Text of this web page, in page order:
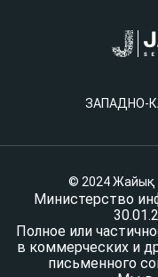
ЗАПАДНО-
© 2024 Жайық
Министерство
Полное или
в коммерческих и
письменного